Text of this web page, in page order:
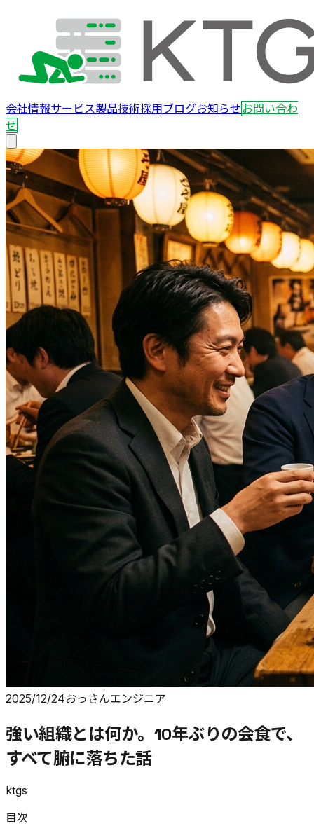
会社情報サービス製品技術採用ブログお知らせお問い合わ
せ
2025/12/24おっさんエンジニア
強い組織とは何か。10年ぶりの会食で、
すべて腑に落ちた話
ktgs
目次